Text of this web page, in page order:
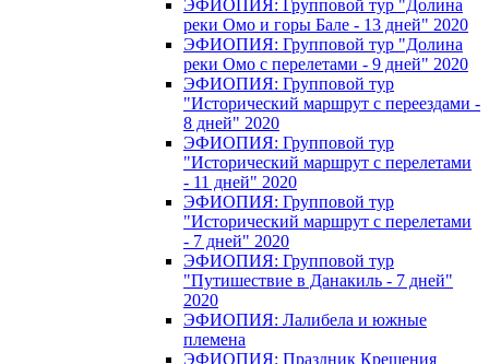
ЭФИОПИЯ: Групповой тур "Долина
реки Омо и горы Бале - 13 дней" 2020
ЭФИОПИЯ: Групповой тур "Долина
реки Омо с перелетами - 9 дней" 2020
ЭФИОПИЯ: Групповой тур
"Исторический маршрут с переездами -
8 дней" 2020
ЭФИОПИЯ: Групповой тур
"Исторический маршрут с перелетами
- 11 дней" 2020
ЭФИОПИЯ: Групповой тур
"Исторический маршрут с перелетами
- 7 дней" 2020
ЭФИОПИЯ: Групповой тур
"Путишествие в Данакиль - 7 дней"
2020
ЭФИОПИЯ: Лалибела и южные
племена
ЭФИОПИЯ: Праздник Крещения